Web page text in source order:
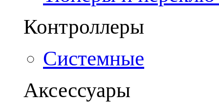
Контроллеры
Системные
Аксессуары